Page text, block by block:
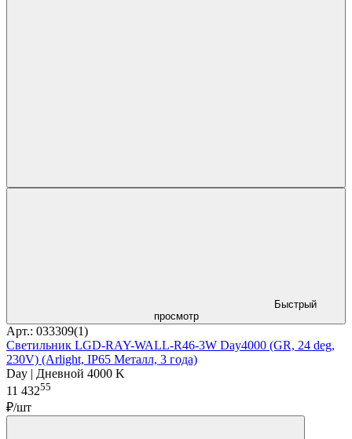
Быстрый
просмотр
Арт.: 033309(1)
Светильник LGD-RAY-WALL-R46-3W Day4000 (GR, 24 deg,
230V) (Arlight, IP65 Металл, 3 года)
Day | Дневной 4000 K
11 43255
₽/шт